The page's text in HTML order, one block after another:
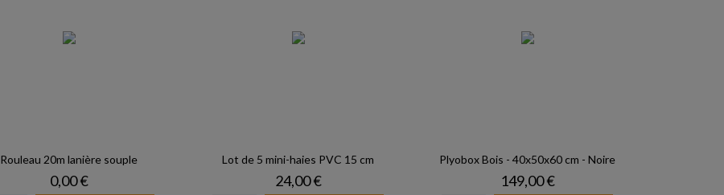
Rouleau 20m lanière souple
Prix
0,00 €
Lot de 5 mini-haies PVC 15 cm
Prix
24,00 €
Plyobox Bois - 40x50x60 cm - Noire
Prix
149,00 €